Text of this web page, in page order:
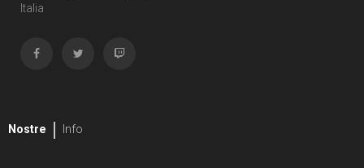
Italia
Nostre Info